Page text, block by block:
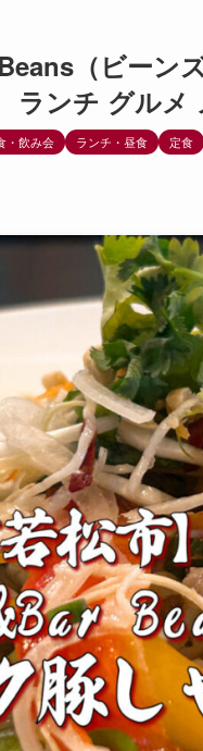
（ビーン
ランチ グル
・飲み会 ランチ・昼食 定食